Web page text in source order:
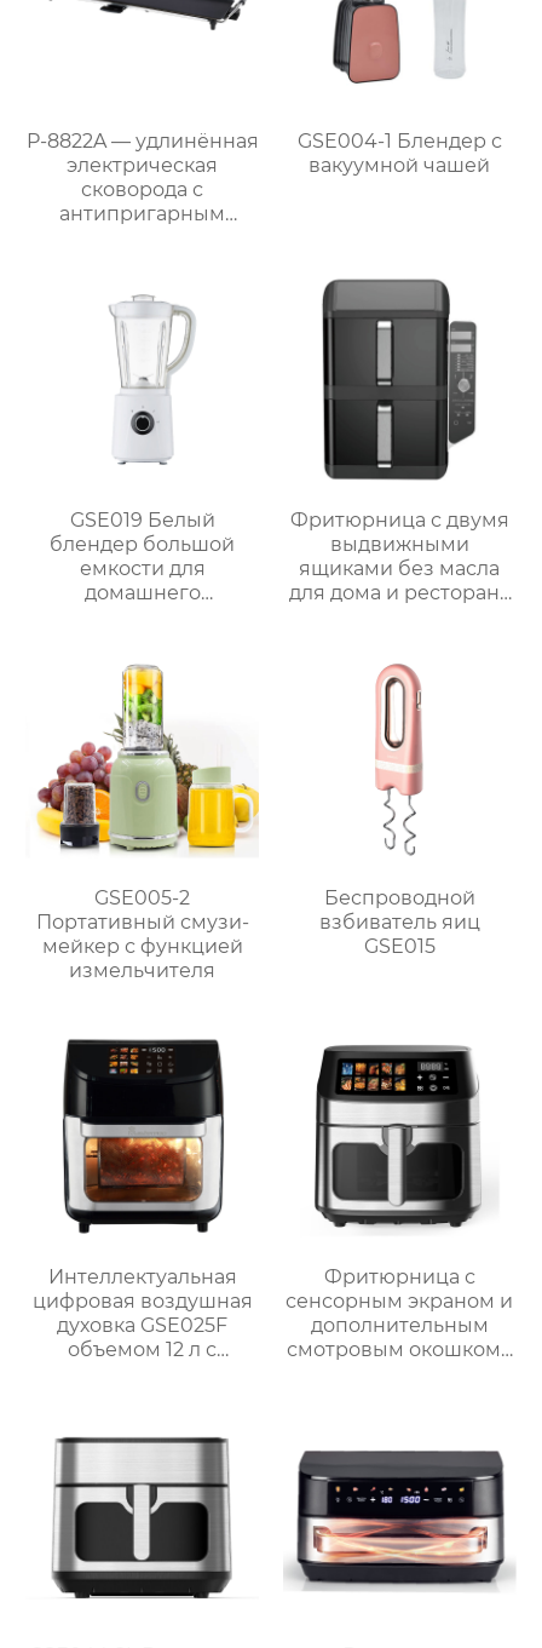
P-8822A — удлинённая
электрическая
сковорода с
антипригарным
для жира
GSE004-1 Блендер с
вакуумной чашей
GSE019 Белый
блендер большой
емкости для
домашнего
Фритюрница с двумя
выдвижными
ящиками без масла
для дома и ресторана
GSE005-2
Портативный смузи-
мейкер с функцией
измельчителя
Беспроводной
взбиватель яиц
GSE015
Интеллектуальная
цифровая воздушная
духовка GSE025F
объемом 12 л с
Фритюрница с
сенсорным экраном и
дополнительным
смотровым окошком |